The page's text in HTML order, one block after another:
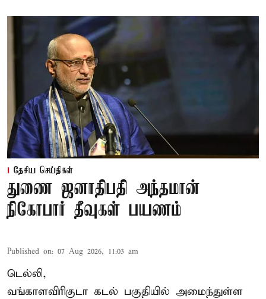
தேசிய செய்திகள்
துணை ஜனாதிபதி அந்தமான்
நிகோபார் தீவுகள் பயணம்
Published on: 07 Aug 2026, 11:03 am
டெல்லி,
வங்காளவிரிகுடா கடல் பகுதியில் அமைந்துள்ள